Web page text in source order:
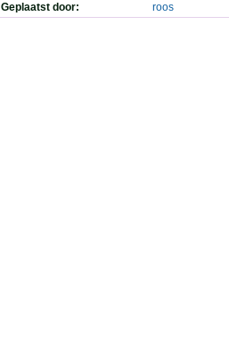
Geplaatst door: roos